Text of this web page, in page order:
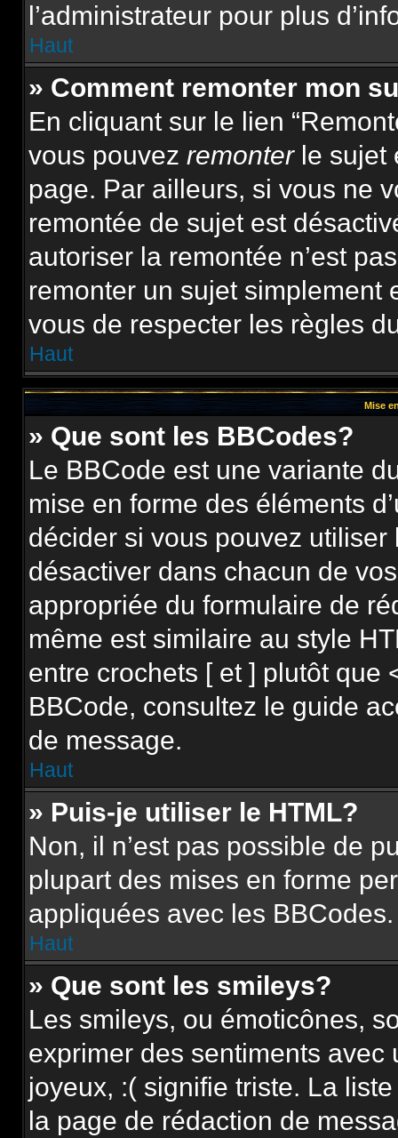
l’administrateur pour plus
Haut
» Comment remonter mon
En cliquant sur le lien
vous pouvez remonterle sujet
page. Par ailleurs, si vous ne
remontée de sujet est
autoriser la remontée n’est
remonter un sujet simplement
vous de respecter les règles
Haut
Mise
» Que sont les BBCodes?
Le BBCode est une variante
mise en forme des éléments
décider si vous pouvez
désactiver dans chacun de
appropriée du formulaire de
même est similaire au style
entre crochets [ et ] plutôt que
BBCode, consultez le guide
de message.
Haut
» Puis-je utiliser le HTML?
Non, il n’est pas possible de
plupart des mises en forme
appliquées avec les BBCodes.
Haut
» Que sont les smileys?
Les smileys, ou émoticônes,
exprimer des sentiments
joyeux, :( signifie triste. La
la page de rédaction de